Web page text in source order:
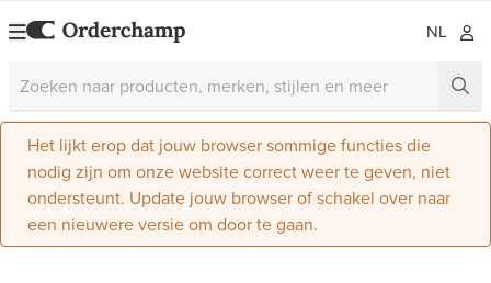
NL
Het lijkt erop dat jouw browser sommige functies die
nodig zijn om onze website correct weer te geven, niet
ondersteunt. Update jouw browser of schakel over naar
een nieuwere versie om door te gaan.